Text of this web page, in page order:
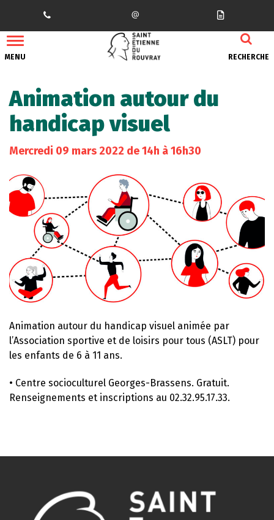
MENU RECHERCHE
Animation autour du
handicap visuel
Mercredi 09 mars 2022 de 14h à 16h30
Animation autour du handicap visuel animée par
l’Association sportive et de loisirs pour tous (ASLT) pour
les enfants de 6 à 11 ans.
• Centre socioculturel Georges-Brassens. Gratuit.
Renseignements et inscriptions au 02.32.95.17.33.